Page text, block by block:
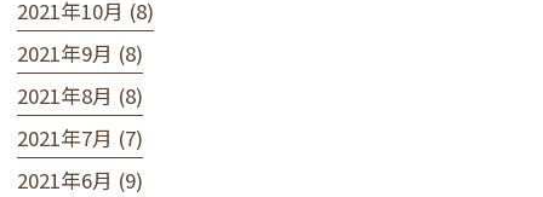
2021年10月 (8)
2021年9月 (8)
2021年8月 (8)
2021年7月 (7)
2021年6月 (9)